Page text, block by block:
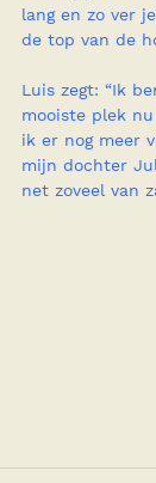
lang en zo ver
de top van de
Luis zegt: “Ik
mooiste plek
ik er nog meer
mijn dochter
net zoveel van